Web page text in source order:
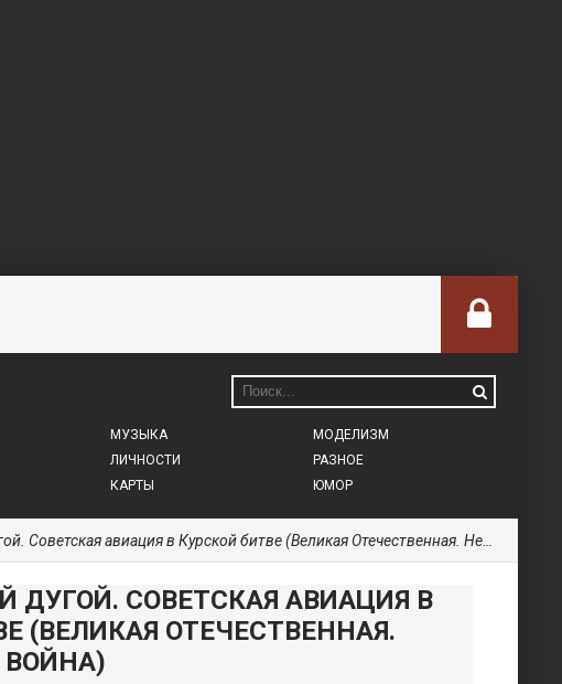
МУЗЫКА
ЛИЧНОСТИ
КАРТЫ
МОДЕЛИЗМ
РАЗНОЕ
ЮМОР
авиация в Курской битве (Великая Отечественная. Неизвестная война)
ДУГОЙ. СОВЕТСКАЯ АВИАЦИЯ В
(ВЕЛИКАЯ ОТЕЧЕСТВЕННАЯ.
ВОЙНА)